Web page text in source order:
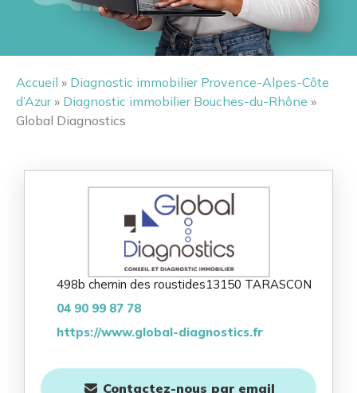
Accueil » Diagnostic immobilier Provence-Alpes-Côte
d’Azur» Diagnostic immobilier Bouches-du-Rhône »
Global Diagnostics
498b chemin des roustides13150 TARASCON
04 90 99 87 78
https://www.global-diagnostics.fr
Contactez-nous par email